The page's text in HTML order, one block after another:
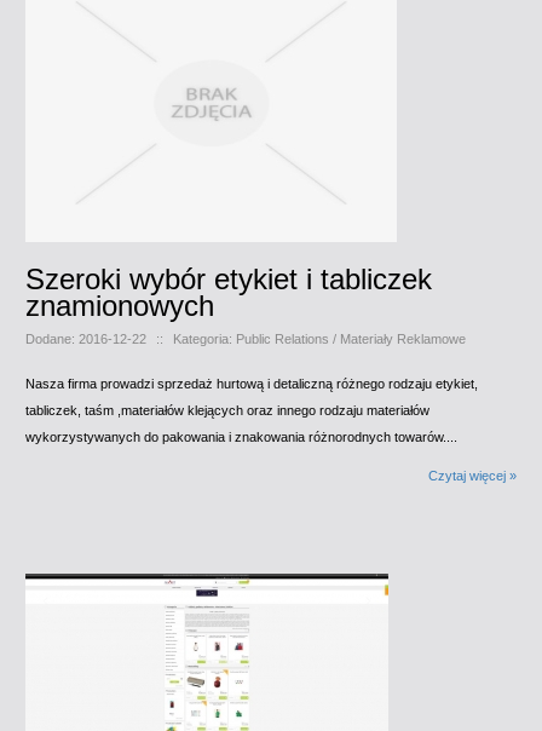
Szeroki wybór etykiet i tabliczek
znamionowych
Dodane: 2016-12-22 :: Kategoria: Public Relations / Materiały Reklamowe
Nasza firma prowadzi sprzedaż hurtową i detaliczną różnego rodzaju etykiet,
tabliczek, taśm ,materiałów klejących oraz innego rodzaju materiałów
wykorzystywanych do pakowania i znakowania różnorodnych towarów....
Czytaj więcej »